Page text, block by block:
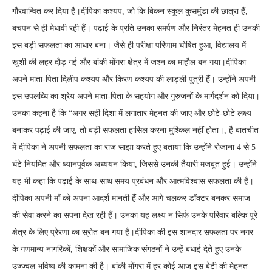
गौरवान्वित कर दिया है।दीपिका कश्यप, जो कि बिकन स्कूल कुसमुंडा की छात्रा हैं,
बचपन से ही मेधावी रही हैं। पढ़ाई के प्रति उनका समर्पण और निरंतर मेहनत ही उनकी
इस बड़ी सफलता का आधार बना। जैसे ही परीक्षा परिणाम घोषित हुआ, विद्यालय में
खुशी की लहर दौड़ गई और बांकी मोंगरा क्षेत्र में जश्न का माहौल बन गया।दीपिका
अपने माता-पिता दिलीप कश्यप और किरण कश्यप की लाड़ली पुत्री हैं। उन्होंने अपनी
इस उपलब्धि का श्रेय अपने माता-पिता के सहयोग और गुरुजनों के मार्गदर्शन को दिया।
उनका कहना है कि “अगर सही दिशा में लगातार मेहनत की जाए और छोटे-छोटे लक्ष्य
बनाकर पढ़ाई की जाए, तो बड़ी सफलता हासिल करना मुश्किल नहीं होता।, है बातचीत
में दीपिका ने अपनी सफलता का राज साझा करते हुए बताया कि उन्होंने रोजाना 4 से 5
घंटे नियमित और ध्यानपूर्वक अध्ययन किया, जिससे उनकी तैयारी मजबूत हुई। उन्होंने
यह भी कहा कि पढ़ाई के साथ-साथ समय प्रबंधन और आत्मविश्वास सफलता की है।
दीपिका अपनी माँ को अपना आदर्श मानती हैं और आगे चलकर डॉक्टर बनकर समाज
की सेवा करने का सपना देख रही हैं। उनका यह लक्ष्य न सिर्फ उनके परिवार बल्कि पूरे
क्षेत्र के लिए प्रेरणा का स्रोत बन गया है।दीपिका की इस शानदार सफलता पर नगर
के गणमान्य नागरिकों, शिक्षकों और सामाजिक संगठनों ने उन्हें बधाई देते हुए उनके
उज्ज्वल भविष्य की कामना की है। बांकी मोंगरा में हर कोई आज इस बेटी की मेहनत